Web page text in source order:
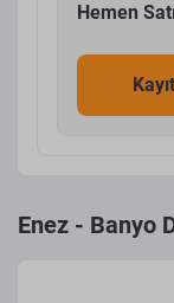
Hemen
Enez - Banyo